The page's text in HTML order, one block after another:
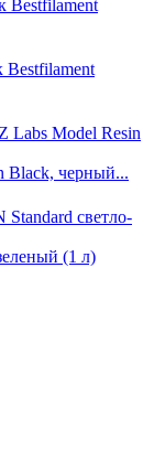
Black, черный...
(1 л)